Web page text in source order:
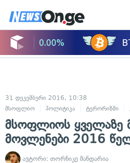
31 დეკემბერი 2016, 10:38
მსოფლიო
პოლიტიკა ტერორიზმი
მსოფლიოს ყველაზე
მოვლენები 2016
ავტორი: თორნიკე მანდარია